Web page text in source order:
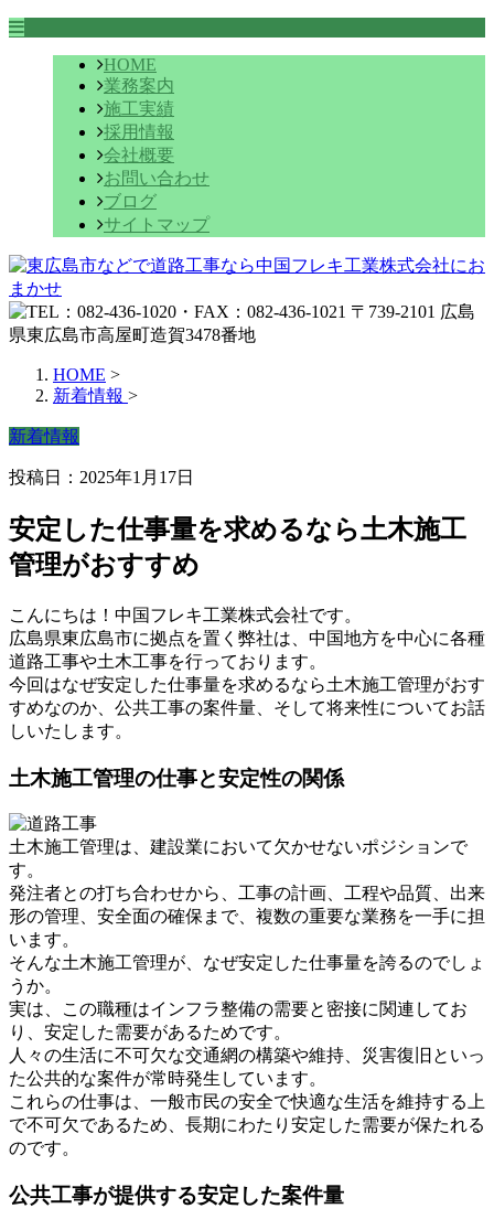
HOME
業務案内
施工実績
採用情報
会社概要
お問い合わせ
ブログ
サイトマップ
HOME >
新着情報 >
新着情報
投稿日：2025年1月17日
安定した仕事量を求めるなら土木施工
管理がおすすめ
こんにちは！中国フレキ工業株式会社です。
広島県東広島市に拠点を置く弊社は、中国地方を中心に各種
道路工事や土木工事を行っております。
今回はなぜ安定した仕事量を求めるなら土木施工管理がおす
すめなのか、公共工事の案件量、そして将来性についてお話
しいたします。
土木施工管理の仕事と安定性の関係
土木施工管理は、建設業において欠かせないポジションで
す。
発注者との打ち合わせから、工事の計画、工程や品質、出来
形の管理、安全面の確保まで、複数の重要な業務を一手に担
います。
そんな土木施工管理が、なぜ安定した仕事量を誇るのでしょ
うか。
実は、この職種はインフラ整備の需要と密接に関連してお
り、安定した需要があるためです。
人々の生活に不可欠な交通網の構築や維持、災害復旧といっ
た公共的な案件が常時発生しています。
これらの仕事は、一般市民の安全で快適な生活を維持する上
で不可欠であるため、長期にわたり安定した需要が保たれる
のです。
公共工事が提供する安定した案件量